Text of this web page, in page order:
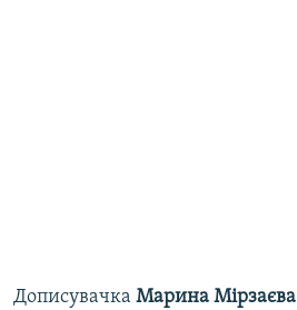
Дописувачка Марина Мірзаєва